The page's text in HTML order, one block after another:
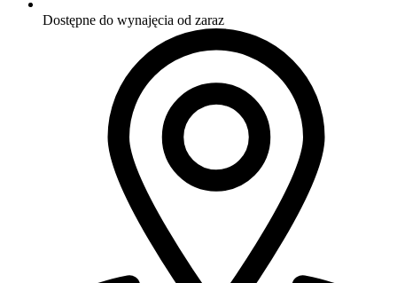
Dostępne do wynajęcia od zaraz